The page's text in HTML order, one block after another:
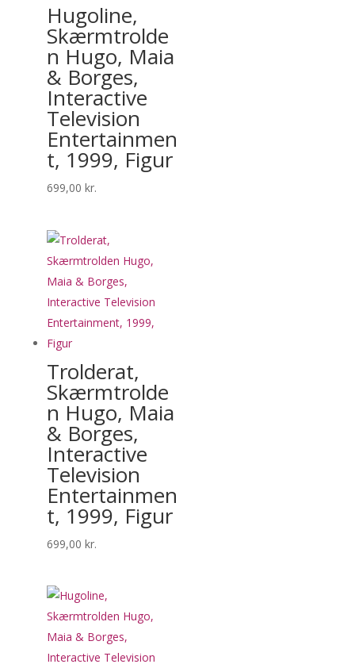
Hugoline,
Skærmtrolde
n Hugo, Maia
& Borges,
Interactive
Television
Entertainmen
t, 1999, Figur
699,00 kr.
Trolderat,
Skærmtrolde
n Hugo, Maia
& Borges,
Interactive
Television
Entertainmen
t, 1999, Figur
699,00 kr.